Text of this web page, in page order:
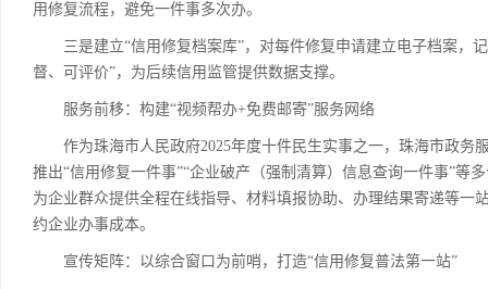
用修复流程，避免一件事多次办。
三是建立“信用修复档案库”，对每件修复申请建立电子档案，
督、可评价”，为后续信用监管提供数据支撑。
服务前移：构建“视频帮办+免费邮寄”服务网络
作为珠海市人民政府2025年度十件民生实事之一，珠海市政务
推出“信用修复一件事”“企业破产（强制清算）信息查询一件事”等
为企业群众提供全程在线指导、材料填报协助、办理结果寄递等一
约企业办事成本。
宣传矩阵：以综合窗口为前哨，打造“信用修复普法第一站”